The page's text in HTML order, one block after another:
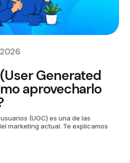
Generated
aprovecharlo
(UGC) es una de las
marketing actual. Te explicamos